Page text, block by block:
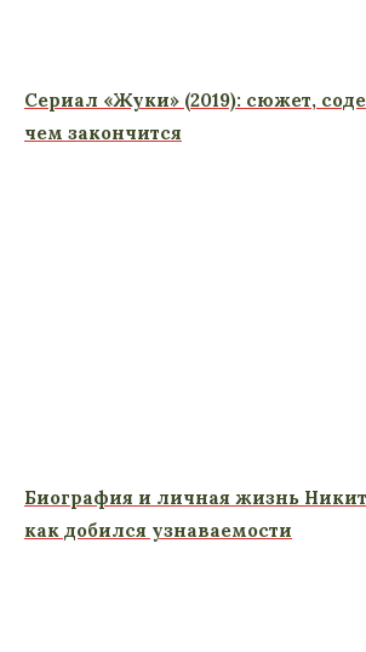
Сериал «Жуки» (2019): сюжет,
чем закончится
Биография и личная жизнь
как добился узнаваемости